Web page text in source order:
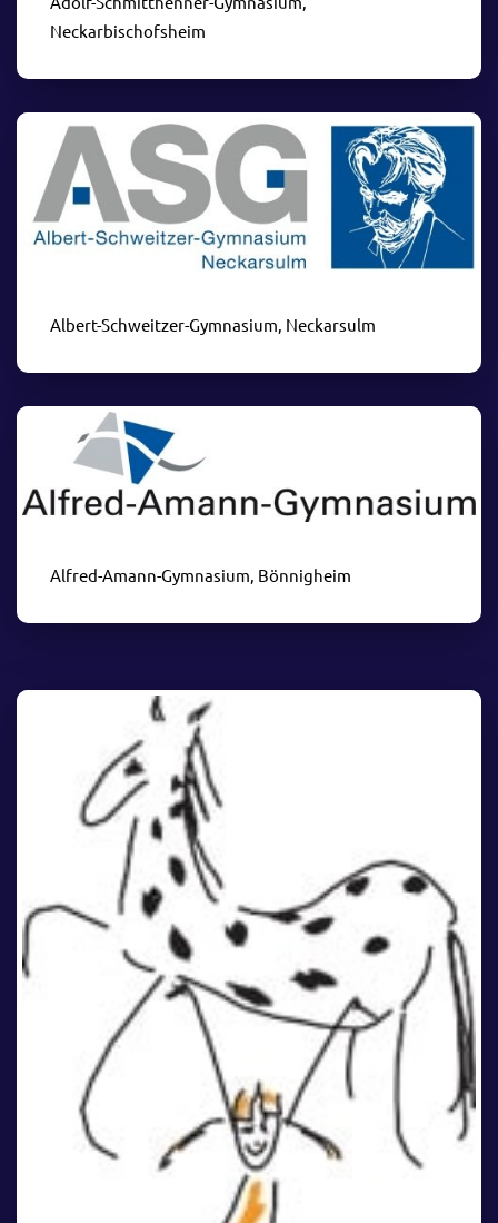
Neckarbischofsheim
Albert-Schweitzer-Gymnasium, Neckarsulm
Alfred-Amann-Gymnasium, Bönnigheim